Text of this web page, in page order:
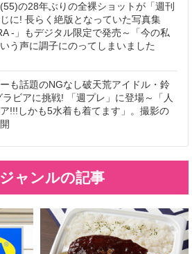
の28年ぶりの全裸ショットが「週刊
に! 長らく絶版となっていた写真集
-」もデジタル限定で発売～「今の私
う声に調子にのってしまいました
も話題のNGなし破天荒アイドル・鈴
ビアに挑戦! 「週プレ」に登場～「人
!!!しかも5水着も着てます」。撮影の
ャンルの記事